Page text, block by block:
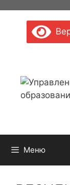
содержимому
Меню